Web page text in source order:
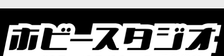
えるキャラクター…
[バトルフォース] シルヴァネス：放浪のスパイト
グローヴ[92-31]